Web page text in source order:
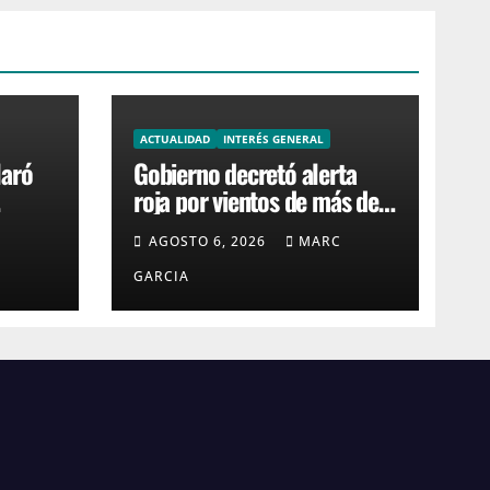
ACTUALIDAD INTERÉS GENERAL
Gobierno decretó alerta
roja por vientos de más de
120 km/h en la costa de
Canelones, Maldonado y
Rocha
AGOSTO 6, 2026
MARC
GARCIA